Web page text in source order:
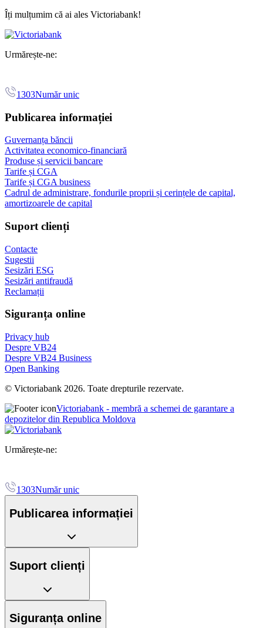
Îți mulțumim că ai ales Victoriabank!
Urmărește-ne:
1303Număr unic
Publicarea informației
Guvernanța băncii
Activitatea economico-financiară
Produse și servicii bancare
Tarife și CGA
Tarife și CGA business
Cadrul de administrare, fondurile proprii și cerințele de capital,
amortizoarele de capital
Suport clienți
Contacte
Sugestii
Sesizări ESG
Sesizări antifraudă
Reclamații
Siguranța online
Privacy hub
Despre VB24
Despre VB24 Business
Open Banking
© Victoriabank 2026. Toate drepturile rezervate.
Victoriabank - membră a schemei de garantare a
depozitelor din Republica Moldova
Urmărește-ne:
1303Număr unic
Publicarea informației
Suport clienți
Siguranța online